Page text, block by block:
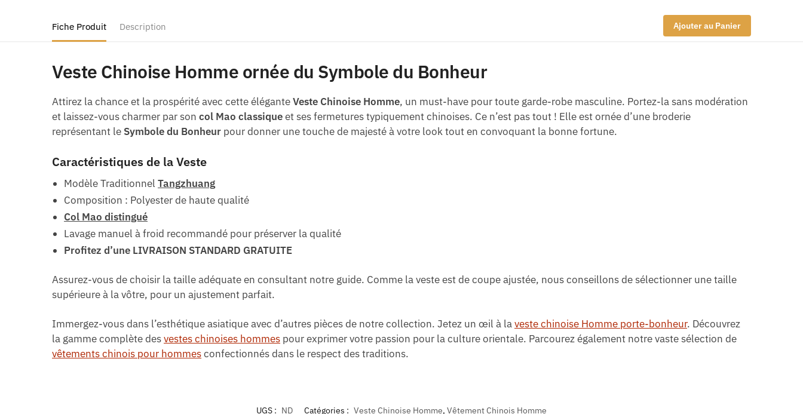
Fiche Produit Description Ajouter au Panier
Veste Chinoise Homme ornée du Symbole du Bonheur
Attirez la chance et la prospérité avec cette éléganteVeste Chinoise Homme, un must-have pour toute garde-robe masculine. Portez-la sans modération
et laissez-vous charmer par soncol Mao classiqueet ses fermetures typiquement chinoises. Ce n’est pas tout ! Elle est ornée d’une broderie
représentant le Symbole du Bonheur pour donner une touche de majesté à votre look tout en convoquant la bonne fortune.
Caractéristiques de la Veste
Modèle TraditionnelTangzhuang
Composition : Polyester de haute qualité
Col Mao distingué
Lavage manuel à froid recommandé pour préserver la qualité
Profitez d’une LIVRAISON STANDARD GRATUITE
Assurez-vous de choisir la taille adéquate en consultant notre guide. Comme la veste est de coupe ajustée, nous conseillons de sélectionner une taille
supérieure à la vôtre, pour un ajustement parfait.
Immergez-vous dans l’esthétique asiatique avec d’autres pièces de notre collection. Jetez un œil à laveste chinoise Homme porte-bonheur. Découvrez
la gamme complète desvestes chinoises hommes pour exprimer votre passion pour la culture orientale. Parcourez également notre vaste sélection de
vêtements chinois pour hommesconfectionnés dans le respect des traditions.
UGS : ND Catégories : Veste Chinoise Homme, Vêtement Chinois Homme